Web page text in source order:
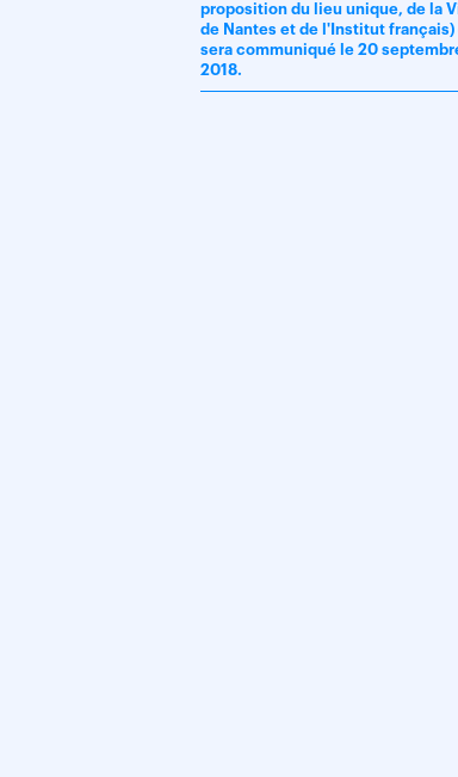
proposition du lieu unique, de la
de Nantes et de l'Institut français)
sera communiqué le 20
2018.